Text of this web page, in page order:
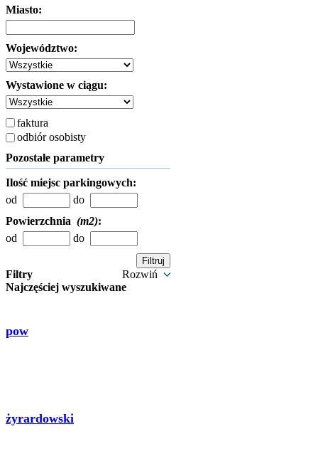
Miasto:
Województwo:
Wystawione w ciągu:
faktura
odbiór osobisty
Pozostałe parametry
Ilość miejsc parkingowych:
od
do
Powierzchnia (m2):
od
do
Filtry
Rozwiń
Najczęściej wyszukiwane
pow
żyrardowski